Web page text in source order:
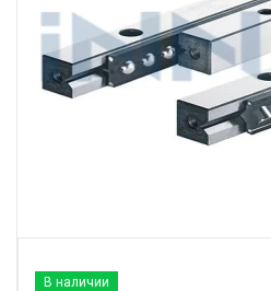
В наличии